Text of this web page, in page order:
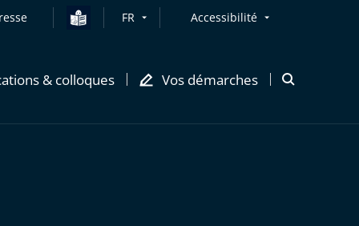
FR Accessibilité
& colloques Vos démarches
Ouvrir